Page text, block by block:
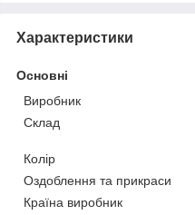
Характеристики
Основні
Виробник
Склад
Колір
Оздоблення та прикраси
Країна виробник